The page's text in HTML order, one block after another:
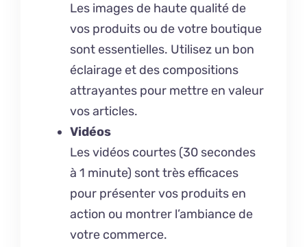
Les images de haute qualité de
vos produits ou de votre boutique
sont essentielles. Utilisez un bon
éclairage et des compositions
attrayantes pour mettre en valeur
vos articles.
Vidéos
Les vidéos courtes (30 secondes
à 1 minute) sont très efficaces
pour présenter vos produits en
action ou montrer l’ambiance de
votre commerce.